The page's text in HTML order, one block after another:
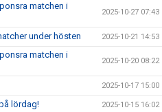
matchen i
2025-10-27 07:43
under hösten 2025-10-21 14:53
matchen i
2025-10-20 08:22
2025-10-17 15:00
lördag! 2025-10-15 16:02